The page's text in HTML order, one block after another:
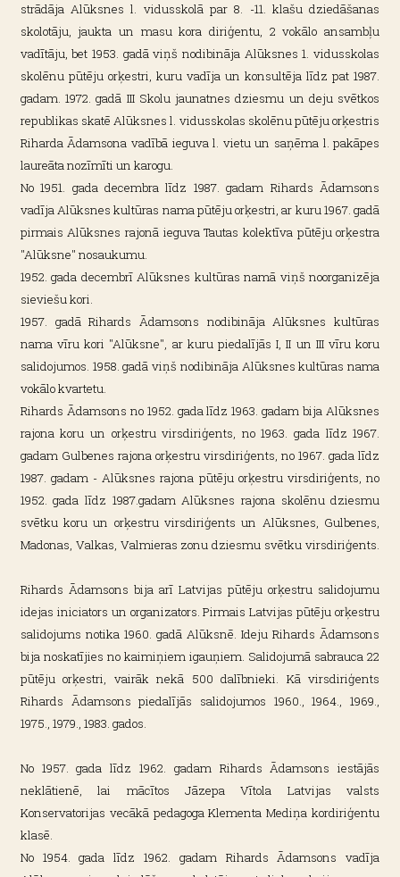
strādāja Alūksnes l. vidusskolā par 8. -11. klašu dziedāšanas
skolotāju, jaukta un masu kora diriģentu, 2 vokālo ansambļu
vadītāju, bet 1953. gadā viņš nodibināja Alūksnes 1. vidusskolas
skolēnu pūtēju orķestri, kuru vadīja un konsultēja līdz pat 1987.
gadam. 1972. gadā III Skolu jaunatnes dziesmu un deju svētkos
republikas skatē Alūksnes l. vidusskolas skolēnu pūtēju orķestris
Riharda Ādamsona vadībā ieguva l. vietu un saņēma l. pakāpes
laureāta nozīmīti un karogu.
No 1951. gada decembra līdz 1987. gadam Rihards Ādamsons
vadīja Alūksnes kultūras nama pūtēju orķestri, ar kuru 1967. gadā
pirmais Alūksnes rajonā ieguva Tautas kolektīva pūtēju orķestra
"Alūksne" nosaukumu.
1952. gada decembrī Alūksnes kultūras namā viņš noorganizēja
sieviešu kori.
1957. gadā Rihards Ādamsons nodibināja Alūksnes kultūras
nama vīru kori "Alūksne", ar kuru piedalījās I, II un III vīru koru
salidojumos. 1958. gadā viņš nodibināja Alūksnes kultūras nama
vokālo kvartetu.
Rihards Ādamsons no 1952. gada līdz 1963. gadam bija Alūksnes
rajona koru un orķestru virsdiriģents, no 1963. gada līdz 1967.
gadam Gulbenes rajona orķestru virsdiriģents, no 1967. gada līdz
1987. gadam - Alūksnes rajona pūtēju orķestru virsdiriģents, no
1952. gada līdz 1987.gadam Alūksnes rajona skolēnu dziesmu
svētku koru un orķestru virsdiriģents un Alūksnes, Gulbenes,
Madonas, Valkas, Valmieras zonu dziesmu svētku virsdiriģents.
Rihards Ādamsons bija arī Latvijas pūtēju orķestru salidojumu
idejas iniciators un organizators. Pirmais Latvijas pūtēju orķestru
salidojums notika 1960. gadā Alūksnē. Ideju Rihards Ādamsons
bija noskatījies no kaimiņiem igauņiem. Salidojumā sabrauca 22
pūtēju orķestri, vairāk nekā 500 dalībnieki. Kā virsdiriģents
Rihards Ādamsons piedalījās salidojumos 1960., 1964., 1969.,
1975., 1979., 1983. gados.
No 1957. gada līdz 1962. gadam Rihards Ādamsons iestājās
neklātienē, lai mācītos Jāzepa Vītola Latvijas valsts
Konservatorijas vecākā pedagoga Klementa Mediņa kordiriģentu
klasē.
No 1954. gada līdz 1962. gadam Rihards Ādamsons vadīja